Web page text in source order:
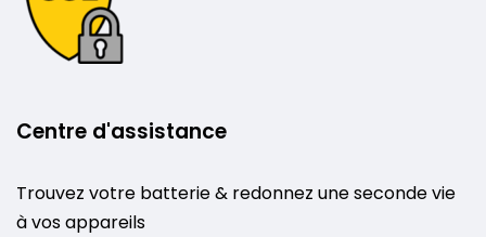
Centre d'assistance
Trouvez votre batterie & redonnez une seconde vie
à vos appareils